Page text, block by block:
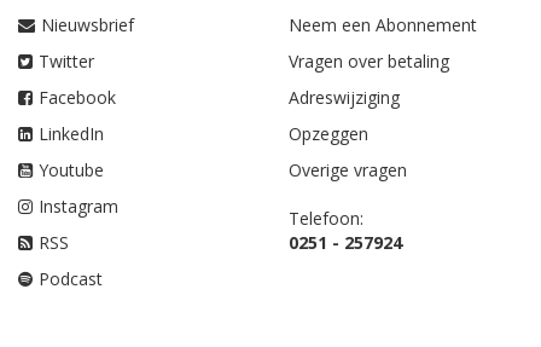
Nieuwsbrief
Twitter
Facebook
LinkedIn
Youtube
Instagram
RSS
Podcast
Neem een Abonnement
Vragen over betaling
Adreswijziging
Opzeggen
Overige vragen
Telefoon:
0251 - 257924